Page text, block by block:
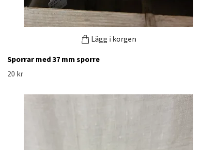
Lägg i korgen
Sporrar med 37 mm sporre
20 kr